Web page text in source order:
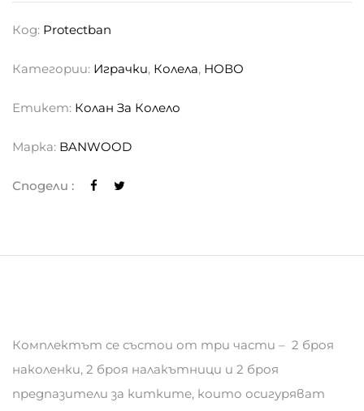
Код: Protectban
Категории: Играчки, Колела, НОВО
Етикет: Колан За Колело
Марка: BANWOOD
Сподели :
Комплектът се състои от три части – 2 броя
наколенки, 2 броя налакътници и 2 броя
предпазители за китките, които осигуряват